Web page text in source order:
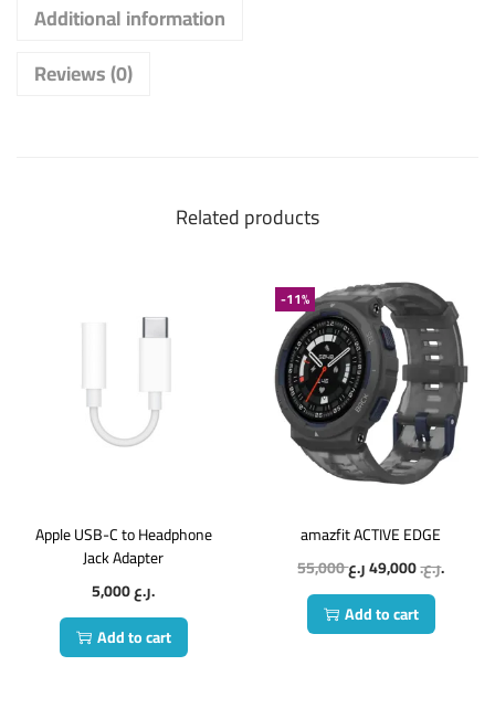
Additional information
Reviews (0)
Related products
Apple USB-C to Headphone
Jack Adapter
5,000
ر.ع.
Add to cart
-11%
amazfit ACTIVE EDGE
55,000
ر.ع.49,000
ر.ع.
Add to cart